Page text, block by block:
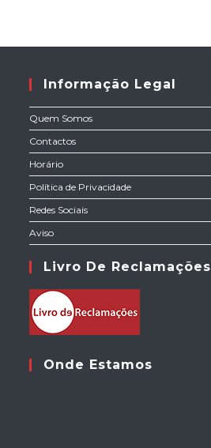
Informação Legal
Quem Somos
Contactos
Horário
Política de Privacidade
Redes Sociais
Aviso
Livro De Reclamações
Onde Estamos